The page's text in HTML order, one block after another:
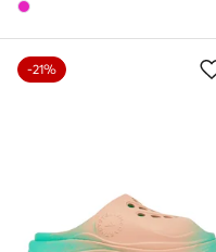
-21%